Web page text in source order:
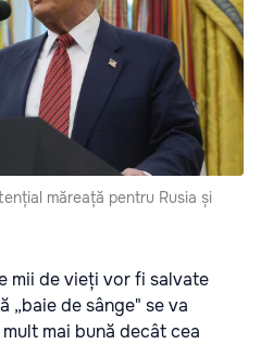
măreață pentru Rusia și
mii de vieți vor fi salvate
„baie de sânge" se va
mai bună decât cea